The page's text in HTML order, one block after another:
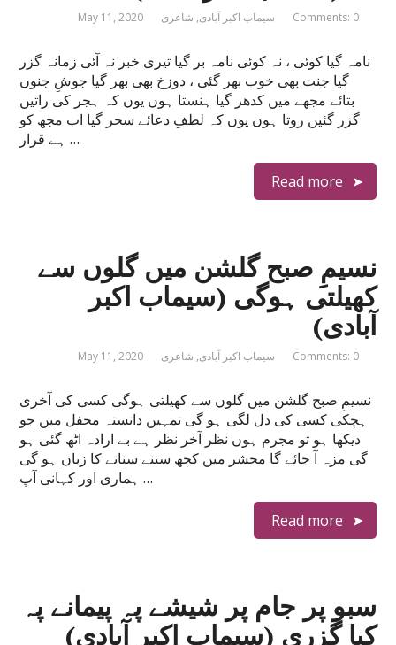
May 11, 2020 سیماب اکبر آبادی, شاعری Comments: 0
نامہ گیا کوئی ، نہ کوئی نامہ بر گیا تیری خبر نہ آئی زمانہ گزر
گیا جنت بھی خوب بھر گئی ، دوزخ بھی بھر گیا جوشِ جنوں
بتائے مجھے میں کدھر گیا ہنستا ہوں یوں کہ ہجر کی راتیں
گزر گئیں روتا ہوں یوں کہ لطفِ دعائے سحر گیا اب مجھ کو
ہے قرار …
Read more
نسیمِ صبح گلشن میں گلوں سے
کھیلتی ہوگی (سیماب اکبر
آبادی)
May 11, 2020 سیماب اکبر آبادی, شاعری Comments: 0
نسیمِ صبح گلشن میں گلوں سے کھیلتی ہوگی کسی کی آخری
ہچکی کسی کی دل لگی ہو گی تمہیں دانستہ محفل میں جو
دیکھا ہو تو مجرم ہوں نظر آخر نظر ہے بے ارادہ اٹھ گئی ہو
گی مزہ آ جائے گا محشر میں کچھ سننے سنانے کا زباں ہو گی
ہماری اور کہانی آپ …
Read more
سبو پر جام پر شیشے پہ پیمانے پہ
کیا گزری (سیماب اکبر آبادی)